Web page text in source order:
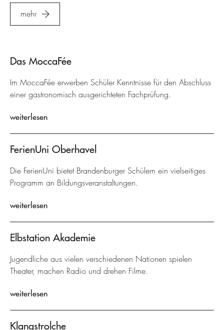
mehr
Das MoccaFée
Im MoccaFée erwerben Schüler Kenntnisse für den Abschluss
einer gastronomisch ausgerichteten Fachprüfung.
weiterlesen
FerienUni Oberhavel
Die FerienUni bietet Brandenburger Schülern ein vielseitiges
Programm an Bildungsveranstaltungen.
weiterlesen
Elbstation Akademie
Jugendliche aus vielen verschiedenen Nationen spielen
Theater, machen Radio und drehen Filme.
weiterlesen
Klangstrolche